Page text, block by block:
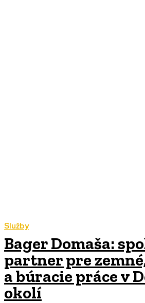
Služby
Bager Domaša:
partner pre
a búracie práce v
okolí